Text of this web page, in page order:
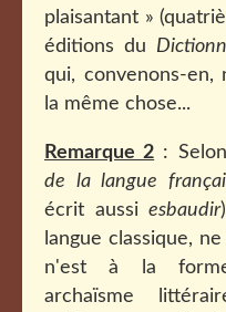
plaisantant »
éditions du
qui, convenons-en,
la même chose...
Remarque 2 :
de la langue
écrit aussiesbaudir
langue classique,
n'est à la forme
archaïsme